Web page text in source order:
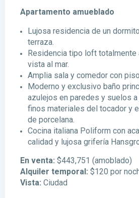
Apartamento amueblado
Lujosa residencia de un
terraza.
Residencia tipo loft totalmente
vista al mar.
Amplia sala y comedor con
Moderno y exclusivo baño
azulejos en paredes y suelos
finos materiales del tocador y
de porcelana.
Cocina italiana Poliform con
calidad y lujosa grifería
En venta: $443,751 (amoblado)
Alquiler temporal: $120 por
Vista: Ciudad